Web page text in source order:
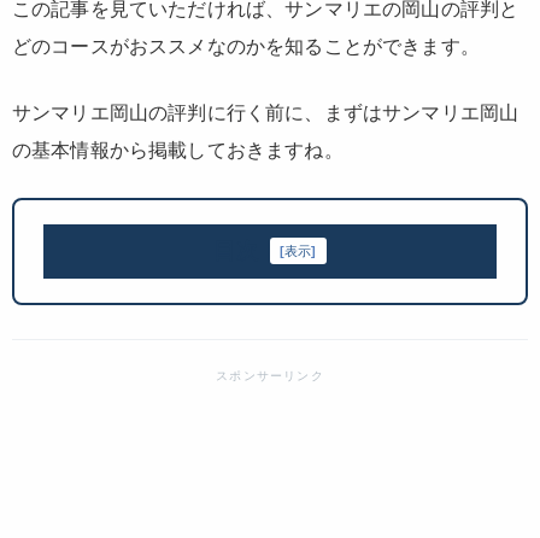
この記事を見ていただければ、サンマリエの岡山の評判と
どのコースがおススメなのかを知ることができます。
サンマリエ岡山の評判に行く前に、まずはサンマリエ岡山
の基本情報から掲載しておきますね。
[表示]